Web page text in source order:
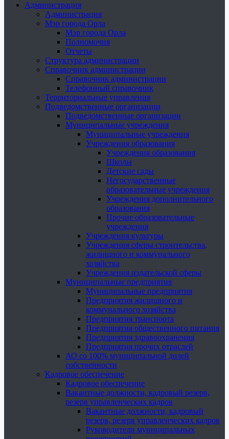
Администрация
Администрация
Мэр города Орла
Мэр города Орла
Полномочия
Отчеты
Структура администрации
Справочник администрации
Справочник администрации
Телефонный справочник
Территориальные управления
Подведомственные организации
Подведомственные организации
Муниципальные учреждения
Муниципальные учреждения
Учреждения образования
Учреждения образования
Школы
Детские сады
Негосударственные
образовательные учреждения
Учреждения дополнительного
образования
Прочие образовательные
учреждения
Учреждения культуры
Учреждения сферы строительства,
жилищного и коммунального
хозяйства
Учреждения издательской сферы
Муниципальные предприятия
Муниципальные предприятия
Предприятия жилищного и
коммунального хозяйства
Предприятия транспорта
Предприятия общественного питания
Предприятия здравоохранения
Предприятия прочих отраслей
АО со 100% муниципальной долей
собственности
Кадровое обеспечение
Кадровое обеспечение
Вакантные должности, кадровый резерв,
резерв управленческих кадров
Вакантные должности, кадровый
резерв, резерв управленческих кадров
Руководители муниципальных